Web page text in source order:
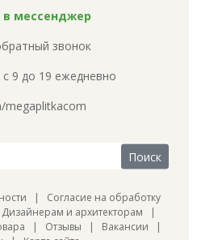
в мессенджер
звонок
9 до 19 ежедневно
megaplitkacom
| Согласие на обработку
Дизайнерам и архитекторам |
| Отзывы | Вакансии |